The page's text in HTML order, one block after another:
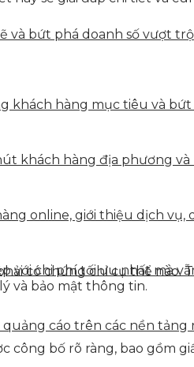
bứt phá doanh số vượt
khách hàng mục tiêu và
khách hàng địa phương và
online, giới thiệu dịch vụ,
chi phí tối ưu nhất mà
cáo trên các nền tảng
có chứng chỉ cụ thể nào.
và bảo mật thông tin.
công bố rõ ràng, bao gồm